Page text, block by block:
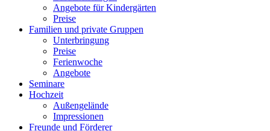
Angebote für Kindergärten
Preise
Familien und private Gruppen
Unterbringung
Preise
Ferienwoche
Angebote
Seminare
Hochzeit
Außengelände
Impressionen
Freunde und Förderer